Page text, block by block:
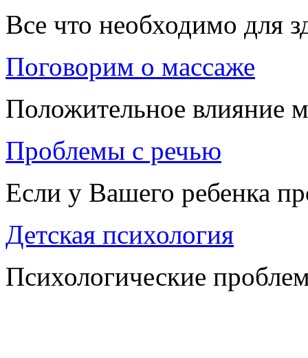
Все что необходимо для
Поговорим о массаже
Положительное влияние
Проблемы с речью
Если у Вашего ребенка
Детская психология
Психологические